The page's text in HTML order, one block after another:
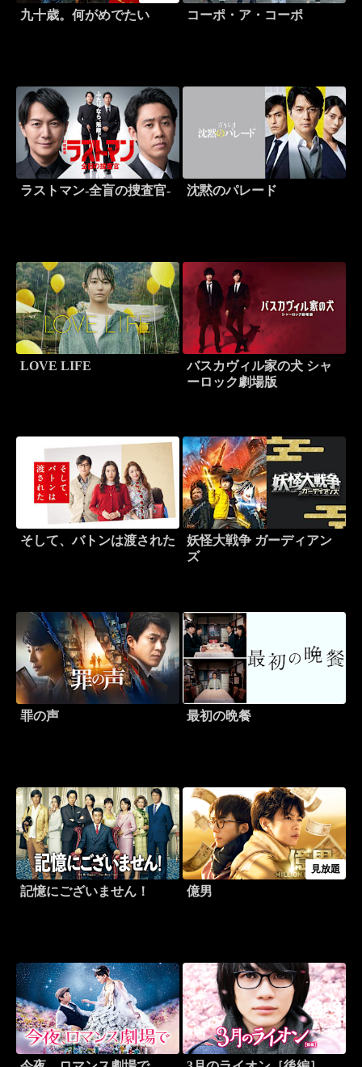
九十歳。何がめでたい コーポ・ア・コーポ
ラストマン-全盲の捜査官- 沈黙のパレード
LOVE LIFE
バスカヴィル家の犬 シャ
ーロック劇場版
そして、バトンは渡された
妖怪大戦争 ガーディアン
ズ
罪の声 最初の晩餐
記憶にございません！
見放題
億男